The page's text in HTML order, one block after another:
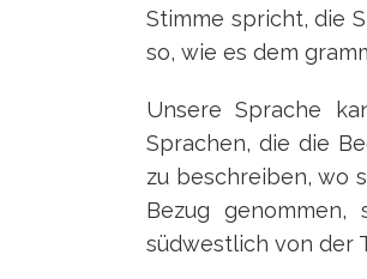
Stimme spricht, die
so, wie es dem
Unsere Sprache
Sprachen, die die
zu beschreiben, wo
Bezug
südwestlich von der